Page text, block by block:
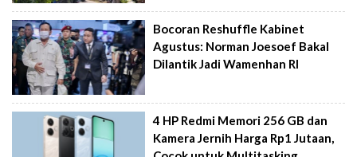
Bocoran Reshuffle Kabinet
Agustus: Norman Joesoef Bakal
Dilantik Jadi Wamenhan RI
4 HP Redmi Memori 256 GB dan
Kamera Jernih Harga Rp1 Jutaan,